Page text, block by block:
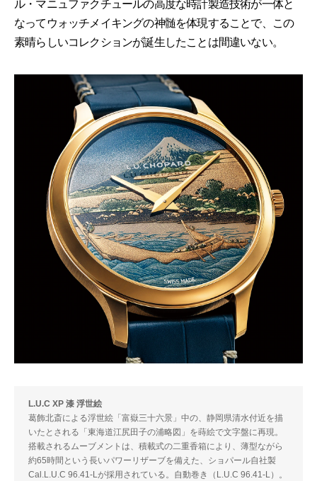
ル・マニュファクチュールの高度な時計製造技術が一体と
なってウォッチメイキングの神髄を体現することで、この
素晴らしいコレクションが誕生したことは間違いない。
L.U.C XP 漆 浮世絵
葛飾北斎による浮世絵「富嶽三十六景」中の、静岡県清水付近を描
いたとされる「東海道江尻田子の浦略図」を蒔絵で文字盤に再現。
搭載されるムーブメントは、積載式の二重香箱により、薄型ながら
約65時間という長いパワーリザーブを備えた、ショパール自社製
Cal.L.U.C 96.41-Lが採用されている。自動巻き（L.U.C 96.41-L）。